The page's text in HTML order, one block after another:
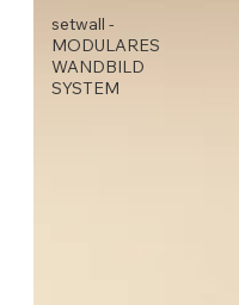
setwall -
MODULARES
WANDBILD
SYSTEM